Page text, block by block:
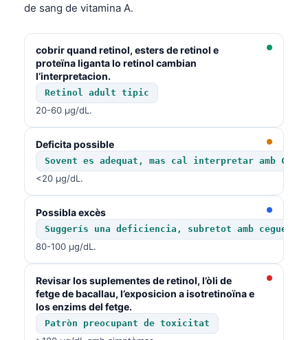
de sang de vitamina A.
cobrir quand retinol, esters de retinol e
proteïna liganta lo retinol cambian
l’interpretacion.
Retinol adult tipic
20-60 µg/dL.
Deficita possible
Sovent es adequat, mas cal interpretar amb
<20 µg/dL.
Possibla excès
Suggerís una deficiencia, subretot amb
80-100 µg/dL.
Revisar los suplementes de retinol, l’òli de
fetge de bacallau, l’exposicion a isotretinoïna e
los enzims del fetge.
Patròn preocupant de toxicitat